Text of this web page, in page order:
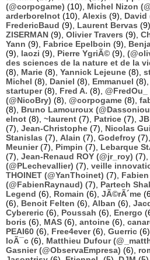
(@corpogame) (10), Michel Nizon
arderborelnot (10), Alexis (9), David
FredericBaud (9), Laurent Bervas (9),
ZISERMAN (9), Olivier Travers (9),
Yann (9), Fabrice Epelboin (9),
(9), laozi (9), Pierre YgriÃ© (9),
des sciences de la nature et de la
(8), Marie (8), Yannick Lejeune (8),
Michel (8), Daniel (8), Emmanuel (8),
startuper(8), Fred A. (8), @FredOu_
(@NicoBry) (8), @corpogame (8),
(8), Bruno Lamouroux
elnot (8), ~laurent (7), Patrice (7), JB
(7), Jean-Christophe (7), Nicolas
Stanislas (7), Alain (7), Godefroy (7),
Meunier(7), Pimpin (7), Lebarque
(7), Jean-Renaud ROY (@jr_roy) (7),
(@PLechevallier) (7), veille
THOINET (@YanThoinet) (7), Fabien
(@FabienRaynaud) (7), Partech
Legend (6), Romain (6), JÃ©rÃ´me
(6), Benoit Felten (6), Alban (6),
Cybereric (6), Poussah (6), Energo
boris (6), MAS (6), antoine (6),
PEAI60 (6), Free4ever(6), Guerric (6),
loÃ¯c (6), Matthieu Dufour
Gasnier (@ObservaEmpresa) (6),